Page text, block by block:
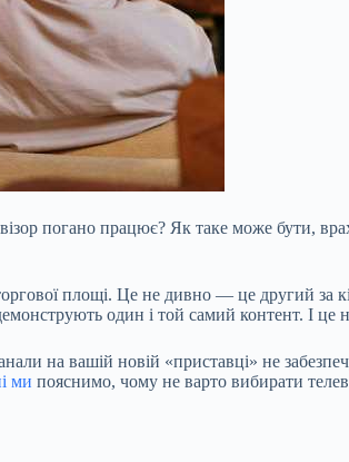
погано працює? Як таке може бути,
площі. Це не дивно — це другий за
один і той самий контент. І це
на вашій новій «приставці» не
ми пояснимо, чому не варто вибирати